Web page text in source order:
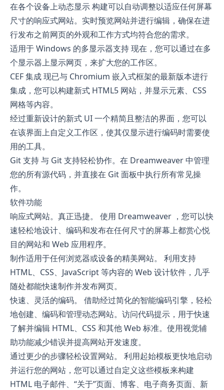
在各个设备上动态显示 构建可以自动调整以适应任何屏幕
尺寸的响应式网站。实时预览网站并进行编辑，确保在进
行发布之前网页的外观和工作方式均符合您的需求。
适用于 Windows 的多显示器支持 现在，您可以通过在多
个显示器上显示网页，来扩大您的工作区。
CEF 集成 现已与 Chromium 嵌入式框架的最新版本进行
集成，您可以构建新式 HTML5 网站，并显示元素、CSS
网格等内容。
经过重新设计的新式 UI 一个精简且整洁的界面，您可以
在该界面上自定义工作区，使其仅显示进行编码时需要使
用的工具。
Git 支持 与 Git 支持轻松协作。在 Dreamweaver 中管理
您的所有源代码，并直接在 Git 面板中执行所有常见操
作。
软件功能
响应式网站。真正迅捷。 使用 Dreamweaver ，您可以快
速轻松地设计、编码和发布在任何尺寸的屏幕上都赏心悦
目的网站和 Web 应用程序。
制作适用于任何浏览器或设备的精美网站。 利用支持
HTML、CSS、JavaScript 等内容的 Web 设计软件，几乎
随处都能快速制作并发布网页。
快速、灵活的编码。 借助经过简化的智能编码引擎，轻松
地创建、编码和管理动态网站。访问代码提示，用于快速
了解并编辑 HTML、CSS 和其他 Web 标准。使用视觉辅
助功能减少错误并提高网站开发速度。
通过更少的步骤轻松设置网站。 利用起始模板更快地启动
并运行您的网站，您可以通过自定义这些模板来构建
HTML 电子邮件、“关于”页面、博客、电子商务页面、新